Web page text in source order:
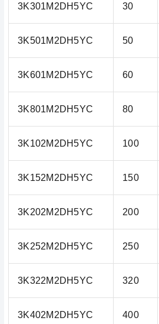
3K301M2DH5YC 30
3K501M2DH5YC 50
3K601M2DH5YC 60
3K801M2DH5YC 80
3K102M2DH5YC 100
3K152M2DH5YC 150
3K202M2DH5YC 200
3K252M2DH5YC 250
3K322M2DH5YC 320
3K402M2DH5YC 400